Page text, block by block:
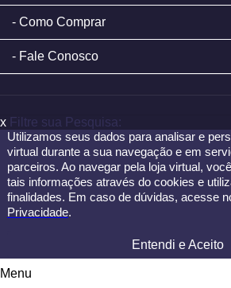
Como Comprar
Fale Conosco
x Filtre sua Pesquisa:
Utilizamos seus dados para analisar e
virtual durante a sua navegação e em
parceiros. Ao navegar pela loja virtual,
tais informações através do cookies e
finalidades. Em caso de dúvidas, acesse
Privacidade.
Entendi e Aceito
Menu